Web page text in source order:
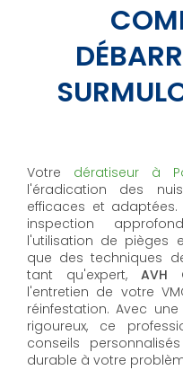
Votre dératiseur à
l'éradication des
efficaces et
inspection
l'utilisation de pièges
que des techniques
tant qu'expert, AVH
l'entretien de votre
réinfestation. Avec
rigoureux, ce
conseils
durable à votre